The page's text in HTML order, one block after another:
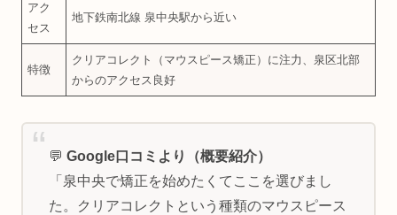
アク
セス
地下鉄南北線 泉中央駅から近い
特徴
クリアコレクト（マウスピース矯正）に注力、泉区北部
からのアクセス良好
💬 Google口コミより（概要紹介）
「泉中央で矯正を始めたくてここを選びまし
た。クリアコレクトという種類のマウスピース